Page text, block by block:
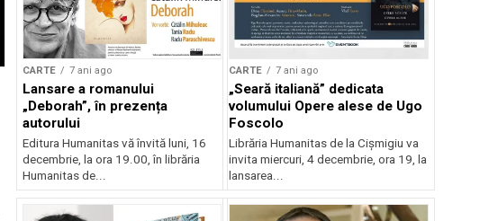
CARTE 7 ani ago
Lansare a romanului
„Deborah”, în prezența
autorului
Editura Humanitas vă învită luni, 16
decembrie, la ora 19.00, în librăria
Humanitas de...
CARTE 7 ani ago
„Seară italiană” dedicata
volumului Opere alese de Ugo
Foscolo
Librăria Humanitas de la Cișmigiu va
invita miercuri, 4 decembrie, ora 19, la
lansarea...